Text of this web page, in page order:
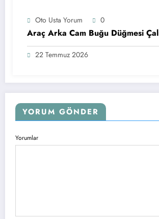
Oto Usta Yorum 0
Araç Arka Cam Buğu Düğmesi
22 Temmuz 2026
YORUM GÖNDER
Yorumlar